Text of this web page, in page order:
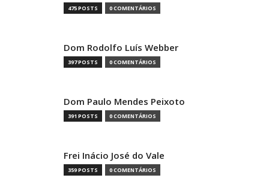
475 POSTS 0 COMENTÁRIOS
Dom Rodolfo Luís Webber
397 POSTS 0 COMENTÁRIOS
Dom Paulo Mendes Peixoto
391 POSTS 0 COMENTÁRIOS
Frei Inácio José do Vale
359 POSTS 0 COMENTÁRIOS